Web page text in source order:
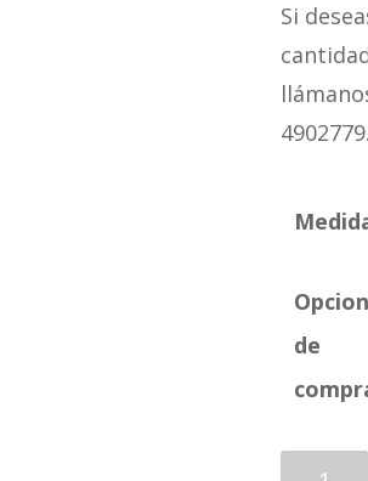
Si
4902779.
de